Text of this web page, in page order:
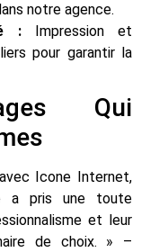
notre agence.
:Impression et
pour garantir la
Qui
Icone Internet,
a pris une toute
et leur
de choix. » –